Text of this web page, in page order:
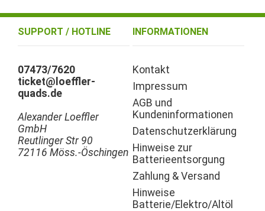
SUPPORT / HOTLINE
07473/7620
ticket@loeffler-
quads.de
Alexander Loeffler
GmbH
Reutlinger Str 90
72116 Möss.-Öschingen
INFORMATIONEN
Kontakt
Impressum
AGB und
Kundeninformationen
Datenschutzerklärung
Hinweise zur
Batterieentsorgung
Zahlung & Versand
Hinweise
Batterie/Elektro/Altöl